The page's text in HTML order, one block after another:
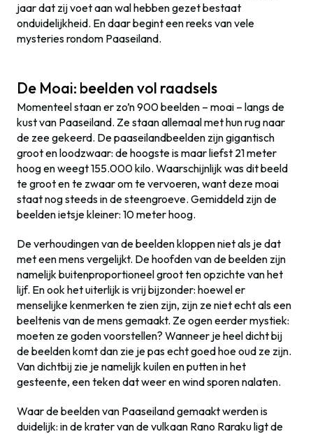
jaar dat zij voet aan wal hebben gezet bestaat
onduidelijkheid. En daar begint een reeks van vele
mysteries rondom Paaseiland.
De Moai: beelden vol raadsels
Momenteel staan er zo’n 900 beelden – moai – langs de
kust van Paaseiland. Ze staan allemaal met hun rug naar
de zee gekeerd. De paaseilandbeelden zijn gigantisch
groot en loodzwaar: de hoogste is maar liefst 21 meter
hoog en weegt 155.000 kilo. Waarschijnlijk was dit beeld
te groot en te zwaar om te vervoeren, want deze moai
staat nog steeds in de steengroeve. Gemiddeld zijn de
beelden ietsje kleiner: 10 meter hoog.
De verhoudingen van de beelden kloppen niet als je dat
met een mens vergelijkt. De hoofden van de beelden zijn
namelijk buitenproportioneel groot ten opzichte van het
lijf. En ook het uiterlijk is vrij bijzonder: hoewel er
menselijke kenmerken te zien zijn, zijn ze niet echt als een
beeltenis van de mens gemaakt. Ze ogen eerder mystiek:
moeten ze goden voorstellen? Wanneer je heel dicht bij
de beelden komt dan zie je pas echt goed hoe oud ze zijn.
Van dichtbij zie je namelijk kuilen en putten in het
gesteente, een teken dat weer en wind sporen nalaten.
Waar de beelden van Paaseiland gemaakt werden is
duidelijk: in de krater van de vulkaan Rano Raraku ligt de